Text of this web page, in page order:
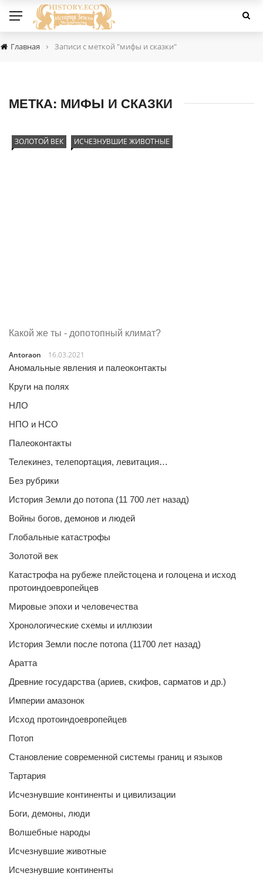
Главная › Записи с меткой "мифы и сказки"
МЕТКА: МИФЫ И СКАЗКИ
ЗОЛОТОЙ ВЕК ИСЧЕЗНУВШИЕ ЖИВОТНЫЕ
Какой же ты - допотопный климат?
Antoraon
16.03.2021
Аномальные явления и палеоконтакты
Круги на полях
НЛО
НПО и НСО
Палеоконтакты
Телекинез, телепортация, левитация…
Без рубрики
История Земли до потопа (11 700 лет назад)
Войны богов, демонов и людей
Глобальные катастрофы
Золотой век
Катастрофа на рубеже плейстоцена и голоцена и исход
протоиндоевропейцев
Мировые эпохи и человечества
Хронологические схемы и иллюзии
История Земли после потопа (11700 лет назад)
Аратта
Древние государства (ариев, скифов, сарматов и др.)
Империи амазонок
Исход протоиндоевропейцев
Потоп
Становление современной системы границ и языков
Тартария
Исчезнувшие континенты и цивилизации
Боги, демоны, люди
Волшебные народы
Исчезнувшие животные
Исчезнувшие континенты